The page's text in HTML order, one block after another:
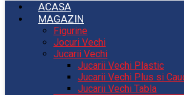
ACASA
MAGAZIN
Figurine
Jocuri Vechi
Jucarii Vechi
Jucarii Vechi Plastic
Jucarii Vechi Plus si
Jucarii Vechi Tabla